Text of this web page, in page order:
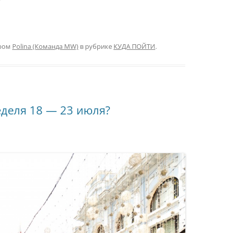
Polina (Команда MW) в рубрике КУДА ПОЙТИ.
18 — 23 июля?